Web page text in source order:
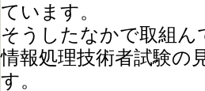
ています。
そうしたなかで取組
情報処理技術者試験の
す。